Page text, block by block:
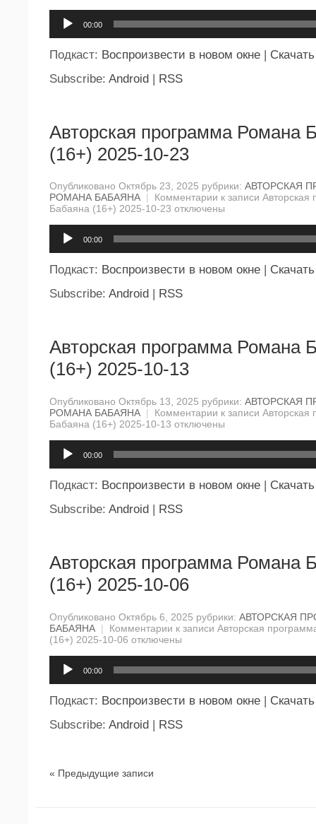
00:00
Подкаст: Воспроизвести в новом окне | Скачать
Subscribe: Android | RSS
Авторская программа Романа
(16+) 2025-10-23
Опубликовано Октябрь 23, 2025 рубрики: АВТОРСКАЯ
РОМАНА БАБАЯНА | Комментарии к записи
Бабаяна (16+) 2025-10-23 отключены
00:00
Подкаст: Воспроизвести в новом окне
Скачать
Subscribe: Android RSS
Авторская программа Романа
(16+) 2025-10-13
Опубликовано Октябрь 13, 2025 рубрики: АВТОРСКАЯ
РОМАНА БАБАЯНА | Комментарии к записи
Бабаяна (16+) 2025-10-13 отключены
00:00
Подкаст: Воспроизвести в новом окне | Скачать
Subscribe: Android | RSS
Авторская программа Романа
(16+) 2025-10-06
Опубликовано Октябрь 6, 2025 рубрики: АВТОРСКАЯ
БАБАЯНА | Комментарии к записи Авторская
(16+) 2025-10-06 отключены
00:00
Подкаст: Воспроизвести в новом окне | Скачать
Subscribe: Android | RSS
« Предыдущие записи